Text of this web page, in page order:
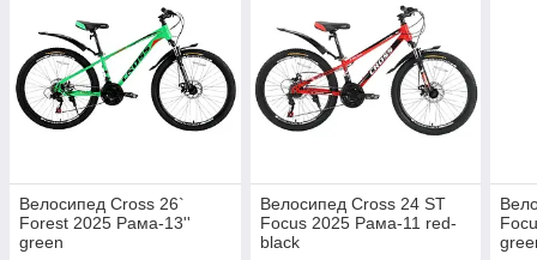
Велосипед Cross 26`
Forest 2025 Рама-13''
green
Велосипед Cross 24 ST
Focus 2025 Рама-11 red-
black